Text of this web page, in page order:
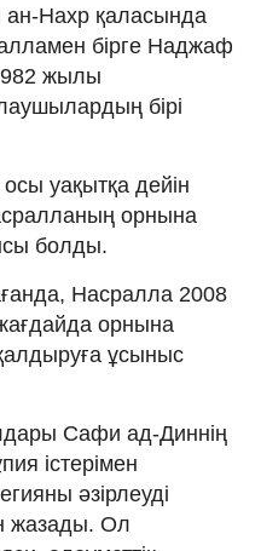
ан-Нахр қаласында
бірге Наджаф
жылы
бірі
уақытқа дейін
орнына
болды.
Насралла 2008
орнына
ұсыныс
Сафи ад-Диннің
істерімен
әзірлеуді
жазады. Ол